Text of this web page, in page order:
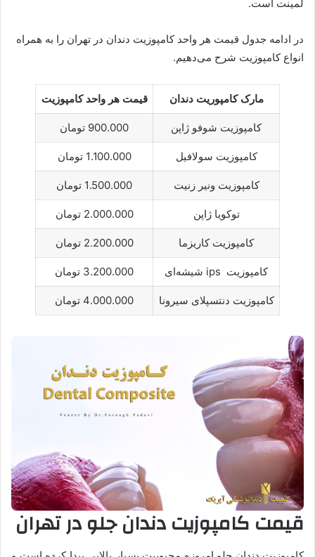
لمینت است.
در ادامه جدول قیمت هر واحد کامپوزیت دندان در تهران را به همراه
انواع کامپوزیت شرح می‌دهیم.
مارک کامپوریت دندان قیمت هر واحد کامپوزیت
کامپوزیت شوفو ژاپن 900.000 تومان
کامپوزیت سولافیل 1.100.000 تومان
کامپوزیت ونیر زنیت 1.500.000 تومان
توکویا ژاپن 2.000.000 تومان
کامپوزیت کاریزما 2.200.000 تومان
کامپوزیت ips شیشه‌ای 3.200.000 تومان
کامپوزیت دنتسپلای سیرونا 4.000.000 تومان
قیمت کامپوزیت دندان جلو در تهران